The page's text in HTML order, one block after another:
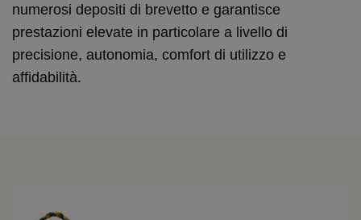
numerosi depositi di brevetto e garantisce
prestazioni elevate in particolare a livello di
precisione, autonomia, comfort di utilizzo e
affidabilità.